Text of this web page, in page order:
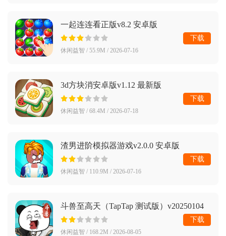
一起连连看正版v8.2 安卓版
休闲益智 / 55.9M / 2026-07-16
下载
3d方块消安卓版v1.12 最新版
休闲益智 / 68.4M / 2026-07-18
下载
渣男进阶模拟器游戏v2.0.0 安卓版
休闲益智 / 110.9M / 2026-07-16
下载
斗兽至高天（TapTap 测试版）v20250104
最新版
休闲益智 / 168.2M / 2026-08-05
下载